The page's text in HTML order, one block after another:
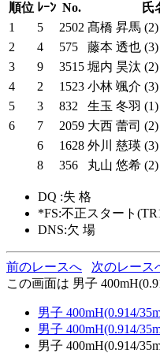
順位 ﾚｰﾝ No. 氏
1
5 2502 髙橋 昇馬 (2)
2
4 575 藤本 透也 (3)
3
9 3515 堀内 昊汰 (2)
4
2 1523 小林 颯介 (3)
5
3 832 生玉 冬羽 (1)
6
7 2059 大西 蕾司 (2)
6
1628 外川 慈瑛 (3)
8
356 丸山 悠希 (2)
DQ :失 格
*FS:不正スタート
DNS:欠 場
前のレースへ 次のレース
この画面は 男子
男子 400mH(0.914/
男子 400mH(0.914/
男子 400mH(0.914/